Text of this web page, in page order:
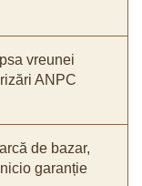
vreunei
ANPC
de bazar,
garanție